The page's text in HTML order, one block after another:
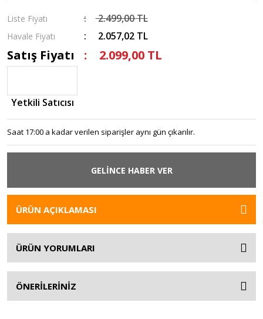
Liste Fiyatı 2.499,00 TL
Havale Fiyatı 2.057,02 TL
Satış Fiyatı 2.099,00 TL
Yetkili Satıcısı
Saat 17:00 a kadar verilen siparişler aynı gün çıkarılır.
GELİNCE HABER VER
ÜRÜN AÇIKLAMASI
ÜRÜN YORUMLARI
ÖNERİLERİNİZ